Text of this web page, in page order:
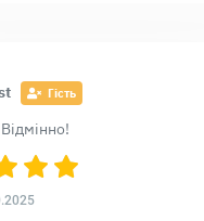
Гість